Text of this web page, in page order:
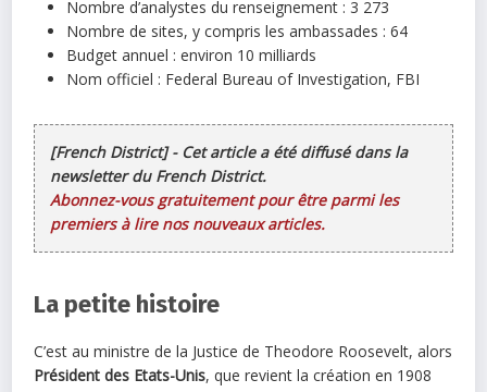
Nombre d’analystes du renseignement : 3 273
Nombre de sites, y compris les ambassades : 64
Budget annuel : environ 10 milliards
Nom officiel : Federal Bureau of Investigation, FBI
[French District] - Cet article a été diffusé dans la
newsletter du French District.
Abonnez-vous gratuitement pour être parmi les
premiers à lire nos nouveaux articles.
La petite histoire
C’est au ministre de la Justice de Theodore Roosevelt, alors
Président des Etats-Unis, que revient la création en 1908